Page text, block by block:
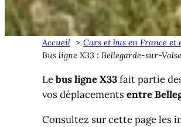
Accueil Cars et bus en France
Bus ligne X33 : Bellegarde-sur-
Lebus ligne X33fait partie
vos déplacements entre
Consultez sur cette page les